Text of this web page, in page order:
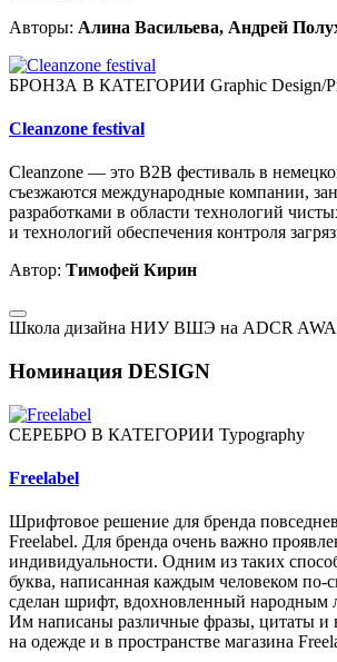
Авторы: Алина Васильева, Андрей
БРОНЗА В КАТЕГОРИИ Graphic Design/
Cleanzone festival
Cleanzone — это B2B фестиваль в
съезжаются международные компании,
разработками в области технологий
и технологий обеспечения контроля
Автор: Тимофей Кирин
Школа дизайна НИУ ВШЭ на ADCR
Номинация DESIGN
СЕРЕБРО В КАТЕГОРИИ Typography
Freelabel
Шрифтовое решение для бренда
Freelabel. Для бренда очень важно
индивидуальности. Одним из таких
буква, написанная каждым человеком по-
сделан шрифт, вдохновленный народным
Им написаны различные фразы, цитаты и
на одежде и в пространстве магазина